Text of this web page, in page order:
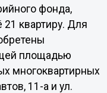
фонда,
21 квартиру. Для
площадью
многоквартирных
11-а и ул.